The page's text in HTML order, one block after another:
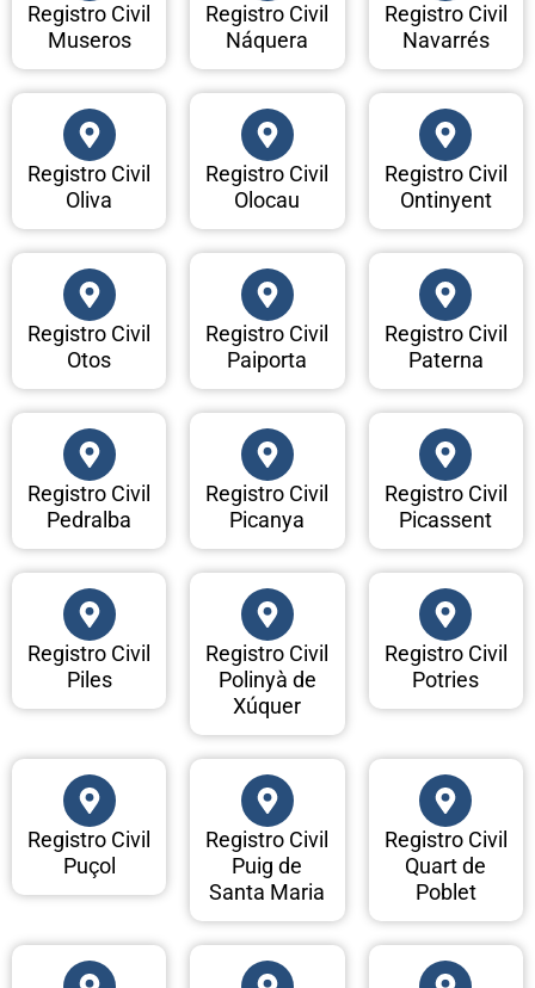
Registro Civil
Museros
Registro Civil
Náquera
Registro Civil
Navarrés
Registro Civil
Oliva
Registro Civil
Olocau
Registro Civil
Ontinyent
Registro Civil
Otos
Registro Civil
Paiporta
Registro Civil
Paterna
Registro Civil
Pedralba
Registro Civil
Picanya
Registro Civil
Picassent
Registro Civil
Piles
Registro Civil
Polinyà de
Xúquer
Registro Civil
Potries
Registro Civil
Puçol
Registro Civil
Puig de
Santa Maria
Registro Civil
Quart de
Poblet